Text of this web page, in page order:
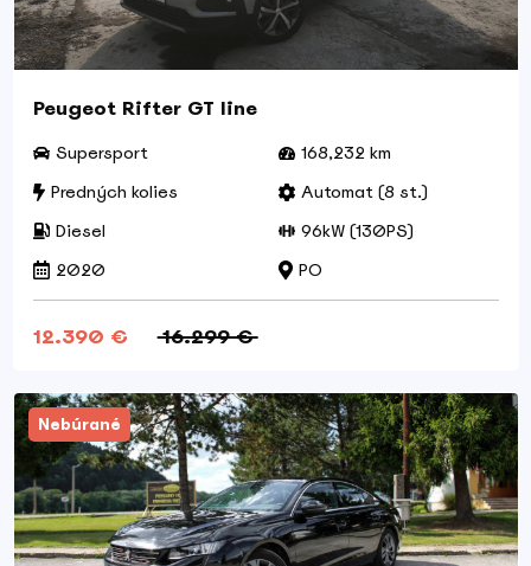
Peugeot Rifter GT line
Supersport
168,232 km
Predných kolies
Automat (8 st.)
Diesel
96kW (130PS)
2020
PO
12.390 € 16.299 €
Nebúrané